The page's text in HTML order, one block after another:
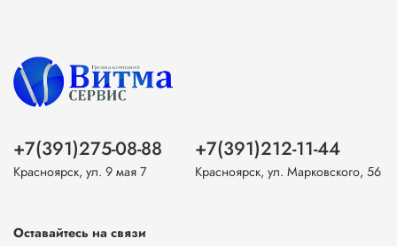
+7(391)275-08-88
Красноярск, ул. 9 мая 7
+7(391)212-11-44
Красноярск, ул. Марковского, 56
Оставайтесь на связи